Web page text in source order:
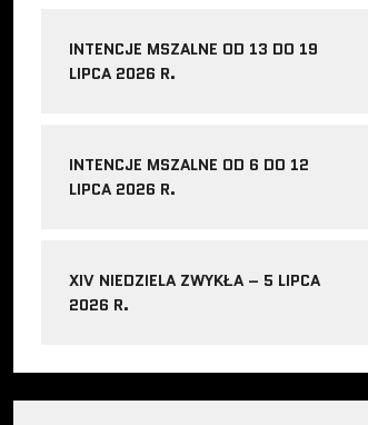
INTENCJE MSZALNE OD 13 DO 19
LIPCA 2026 R.
INTENCJE MSZALNE OD 6 DO 12
LIPCA 2026 R.
XIV NIEDZIELA ZWYKŁA – 5 LIPCA
2026 R.